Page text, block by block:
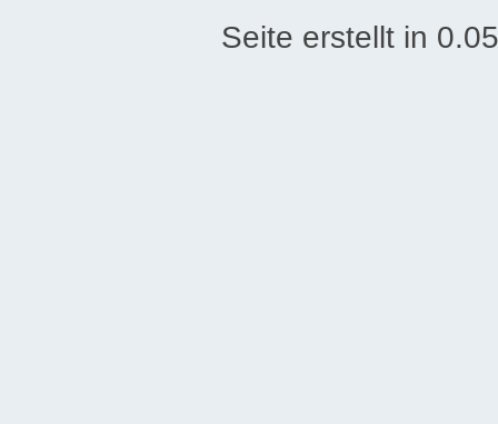
Seite erstellt in